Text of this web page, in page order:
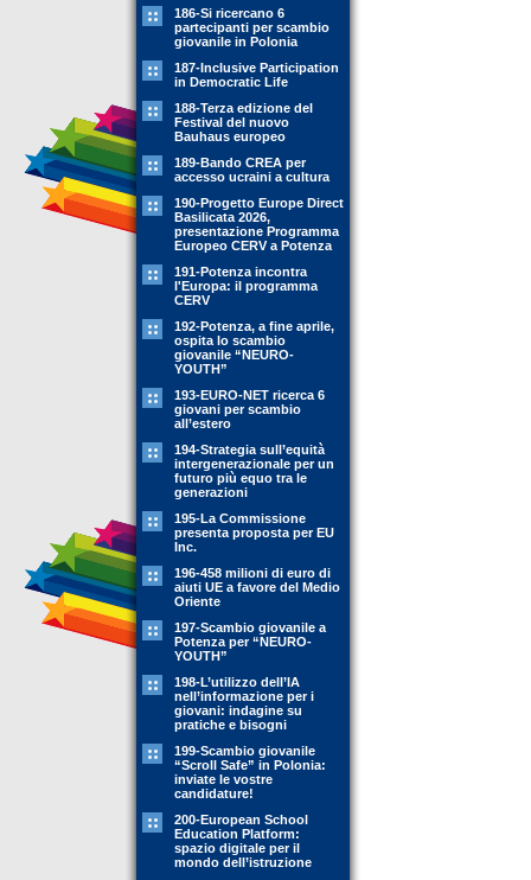
186-Si ricercano 6
partecipanti per scambio
giovanile in Polonia
187-Inclusive Participation
in Democratic Life
188-Terza edizione del
Festival del nuovo
Bauhaus europeo
189-Bando CREA per
accesso ucraini a cultura
190-Progetto Europe Direct
Basilicata 2026,
presentazione Programma
Europeo CERV a Potenza
191-Potenza incontra
l'Europa: il programma
CERV
192-Potenza, a fine aprile,
ospita lo scambio
giovanile “NEURO-
YOUTH”
193-EURO-NET ricerca 6
giovani per scambio
all’estero
194-Strategia sull’equità
intergenerazionale per un
futuro più equo tra le
generazioni
195-La Commissione
presenta proposta per EU
Inc.
196-458 milioni di euro di
aiuti UE a favore del Medio
Oriente
197-Scambio giovanile a
Potenza per “NEURO-
YOUTH”
198-L’utilizzo dell’IA
nell’informazione per i
giovani: indagine su
pratiche e bisogni
199-Scambio giovanile
“Scroll Safe” in Polonia:
inviate le vostre
candidature!
200-European School
Education Platform:
spazio digitale per il
mondo dell’istruzione